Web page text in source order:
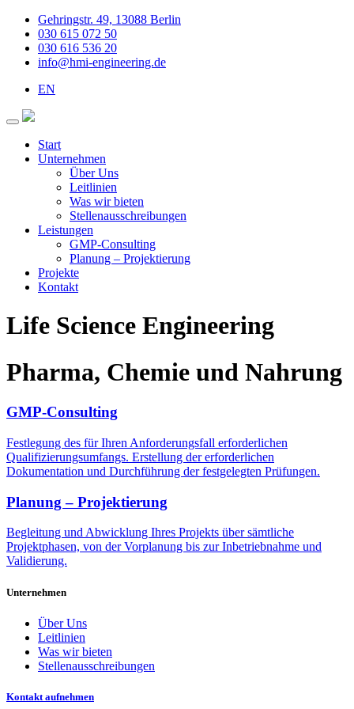
Gehringstr. 49, 13088 Berlin
030 615 072 50
030 616 536 20
info@hmi-engineering.de
EN
Start
Unternehmen
Über Uns
Leitlinien
Was wir bieten
Stellenausschreibungen
Leistungen
GMP-Consulting
Planung – Projektierung
Projekte
Kontakt
Life Science Engineering
Pharma, Chemie und Nahrung
GMP-Consulting
Festlegung des für Ihren Anforderungsfall erforderlichen
Qualifizierungsumfangs. Erstellung der erforderlichen
Dokumentation und Durchführung der festgelegten Prüfungen.
Planung – Projektierung
Begleitung und Abwicklung Ihres Projekts über sämtliche
Projektphasen, von der Vorplanung bis zur Inbetriebnahme und
Validierung.
Unternehmen
Über Uns
Leitlinien
Was wir bieten
Stellenausschreibungen
Kontakt aufnehmen